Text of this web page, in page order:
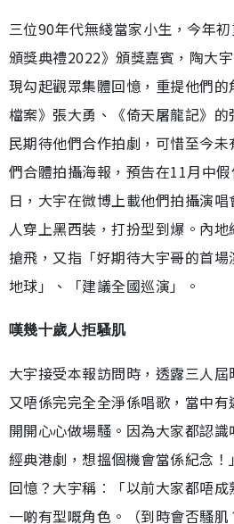
三位90年代無綫當家小生，今年
頒獎典禮2022》頒獎嘉賓，陶大
現勾起觀眾集體回憶，重提他們
檔案》張大勇、《倚天屠龍記》
民期待他們合作拍劇，可惜至今
們合體拍攝海報，預告在11月中
日，大宇在微博上載他們拍攝演
人穿上黑西裝，打扮型到爆。內
搶飛，又指「好期待大宇哥的首
地球」、「建議全國巡演」。
嘆幾十歲人拒騷肌
大宇接受本報訪問時，透露三人
又唔係完完全全淨係唱歌，當中有
開開心心做場騷。因為大家都認
經典港劇，想搵個機會當係紀念
回憶？大宇稱︰「以前大家都唔
一啲有型嘅角色。（到時會否騷